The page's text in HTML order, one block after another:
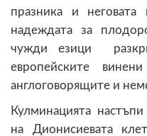
празника и
надеждата за
чужди езици
европейските
англоговорящите и
Кулминацията
на Дионисиевата